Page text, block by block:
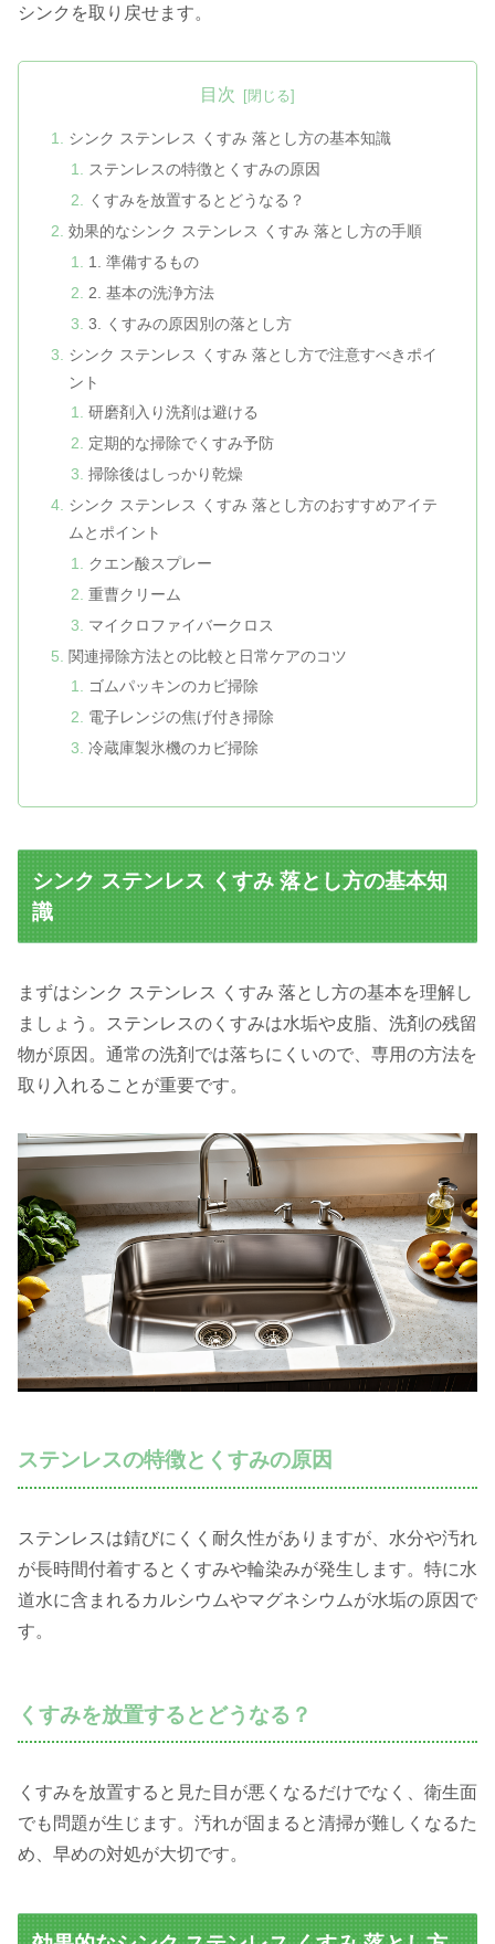
シンクを取り戻せます。
目次
シンク ステンレス くすみ 落とし方の基本知識
ステンレスの特徴とくすみの原因
くすみを放置するとどうなる？
効果的なシンク ステンレス くすみ 落とし方の手順
1. 準備するもの
2. 基本の洗浄方法
3. くすみの原因別の落とし方
シンク ステンレス くすみ 落とし方で注意すべきポイ
ント
研磨剤入り洗剤は避ける
定期的な掃除でくすみ予防
掃除後はしっかり乾燥
シンク ステンレス くすみ 落とし方のおすすめアイテ
ムとポイント
クエン酸スプレー
重曹クリーム
マイクロファイバークロス
関連掃除方法との比較と日常ケアのコツ
ゴムパッキンのカビ掃除
電子レンジの焦げ付き掃除
冷蔵庫製氷機のカビ掃除
シンク ステンレス くすみ 落とし方の基本知
識
まずはシンク ステンレス くすみ 落とし方の基本を理解し
ましょう。ステンレスのくすみは水垢や皮脂、洗剤の残留
物が原因。通常の洗剤では落ちにくいので、専用の方法を
取り入れることが重要です。
ステンレスの特徴とくすみの原因
ステンレスは錆びにくく耐久性がありますが、水分や汚れ
が長時間付着するとくすみや輪染みが発生します。特に水
道水に含まれるカルシウムやマグネシウムが水垢の原因で
す。
くすみを放置するとどうなる？
くすみを放置すると見た目が悪くなるだけでなく、衛生面
でも問題が生じます。汚れが固まると清掃が難しくなるた
め、早めの対処が大切です。